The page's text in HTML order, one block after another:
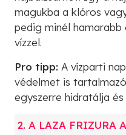
magukba a klóros
pedig minél
vízzel.
Pro tipp: A vízparti
védelmet is
egyszerre hidratálja
2. A LAZA FRIZURA